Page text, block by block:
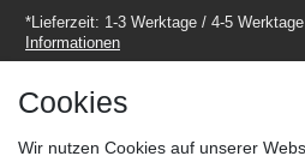
*Lieferzeit: 1-3 Werktage / 4-5
Informationen
Cookies
Wir nutzen Cookies auf unserer